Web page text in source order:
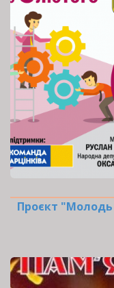
Проєкт "Молодь